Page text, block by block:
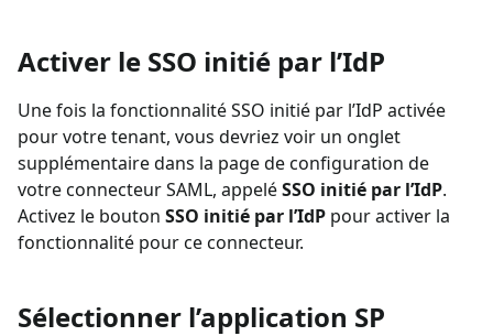
Activer le SSO initié par l’IdP
Une fois la fonctionnalité SSO initié par l’IdP activée
pour votre tenant, vous devriez voir un onglet
supplémentaire dans la page de configuration de
votre connecteur SAML, appeléSSO initié par l’IdP.
Activez le bouton SSO initié par l’IdP pour activer la
fonctionnalité pour ce connecteur.
Sélectionner l’application SP